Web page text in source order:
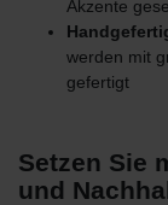
Akzente
werden mit
gefertigt
Setzen Sie
und